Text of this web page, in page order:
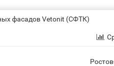
фасадов Vetonit (СФТК)